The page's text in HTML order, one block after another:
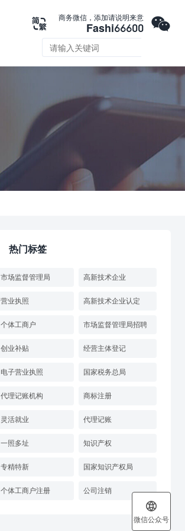
商务微信，添加请说明来意
Fashi66600 

热门标签
市场监督管理局 高新技术企业
营业执照 高新技术企业认定
个体工商户 市场监督管理局招聘
创业补贴 经营主体登记
电子营业执照 国家税务总局
代理记账机构 商标注册
灵活就业 代理记账
一照多址 知识产权
专精特新 国家知识产权局
个体工商户注册 公司注销

微信公众号